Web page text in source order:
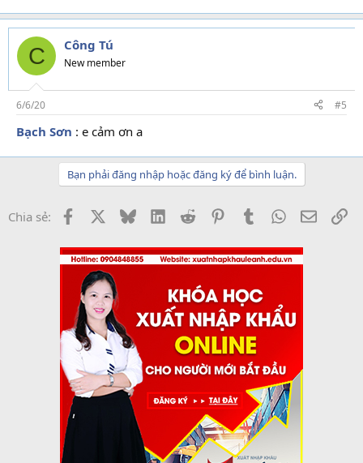
a
c
t
o
s
:
C Công Tú
New member
6/6/20 #5
Bạch Sơn : e cảm ơn a
Bạn phải đăng nhập hoặc đăng ký để bình luận.
Chia sẻ: Facebook BlueskyLinkedInReddit PinterestTumblrWhatsApp
Email